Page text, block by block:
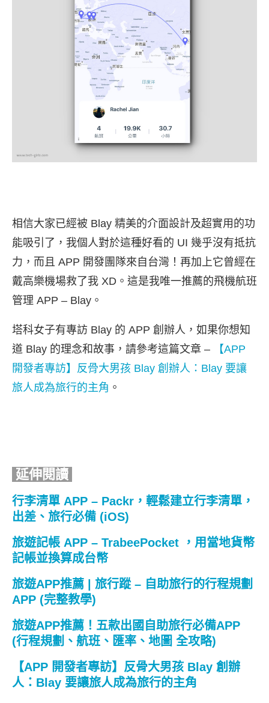
相信大家已經被 Blay 精美的介面設計及超實用的功
能吸引了，我個人對於這種好看的 UI 幾乎沒有抵抗
力，而且 APP 開發團隊來自台灣！再加上它曾經在
戴高樂機場救了我 XD。這是我唯一推薦的飛機航班
管理 APP – Blay。
塔科女子有專訪 Blay 的 APP 創辦人，如果你想知
道 Blay 的理念和故事，請參考這篇文章 –
【APP
開發者專訪】反骨大男孩 Blay 創辦人：Blay 要讓
旅人成為旅行的主角 。
延伸閱讀
行李清單 APP – Packr，輕鬆建立行李清單，
出差、旅行必備 (iOS)
旅遊記帳 APP – TrabeePocket ，用當地貨幣
記帳並換算成台幣
旅遊APP推薦 | 旅行蹤 – 自助旅行的行程規劃
APP (完整教學)
旅遊APP推薦！五款出國自助旅行必備APP
(行程規劃、航班、匯率、地圖 全攻略)
【APP 開發者專訪】反骨大男孩 Blay 創辦
人：Blay 要讓旅人成為旅行的主角